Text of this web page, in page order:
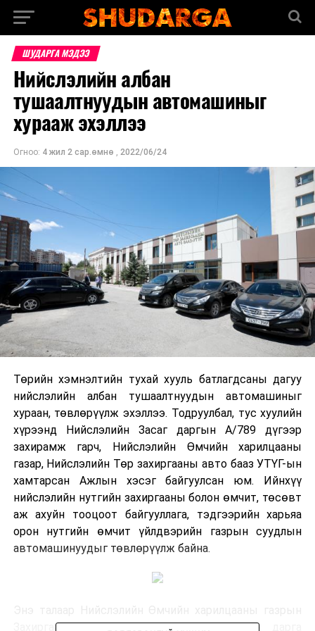
ШУДАРГА МЭДЭЭ
Нийслэлийн албан
тушаалтнуудын автомашиныг
хурааж эхэллээ
Огноо: 4 жил 2 сар.өмнө , 2022/06/24
Төрийн хэмнэлтийн тухай хууль батлагдсаны дагуу
нийслэлийн албан тушаалтнуудын автомашиныг
хураан, төвлөрүүлж эхэллээ. Тодруулбал, тус хуулийн
хүрээнд Нийслэлийн Засаг даргын А/789 дүгээр
захирамж гарч, Нийслэлийн Өмчийн харилцааны
газар, Нийслэлийн Төр захиргааны авто бааз УТҮГ-ын
хамтарсан Ажлын хэсэг байгуулсан юм. Ийнхүү
нийслэлийн нутгийн захиргааны болон өмчит, төсөвт
аж ахуйн тооцоот байгууллага, тэдгээрийн харьяа
орон нутгийн өмчит үйлдвэрийн газрын суудлын
автомашинуудыг төвлөрүүлж байна.
Захиргаа, төлөвлөлт, санхүүгийн хэлтсийн дарга